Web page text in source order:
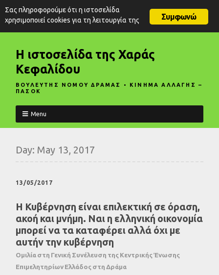
Η ιστοσελίδα της Χαράς
Κεφαλίδου
ΒΟΥΛΕΥΤΗΣ ΝΟΜΟΥ ΔΡΑΜΑΣ • ΚΙΝΗΜΑ ΑΛΛΑΓΗΣ –
ΠΑΣΟΚ
Menu
Day: May 13, 2017
13/05/2017
Η Κυβέρνηση είναι επιλεκτική σε όραση,
ακοή και μνήμη. Ναι η ελληνική οικονομία
μπορεί να τα καταφέρει αλλά όχι με
αυτήν την κυβέρνηση
Ομιλία στη Γενική Συνέλευση της Κεντρικής Ένωσης
Επιμελητηρίων Ελλάδος στη Δράμα
Συμφωνώ
Σας πληροφορούμε ότι η ιστοσελίδα
χρησιμοποιεί cookies για τη λειτουργία της